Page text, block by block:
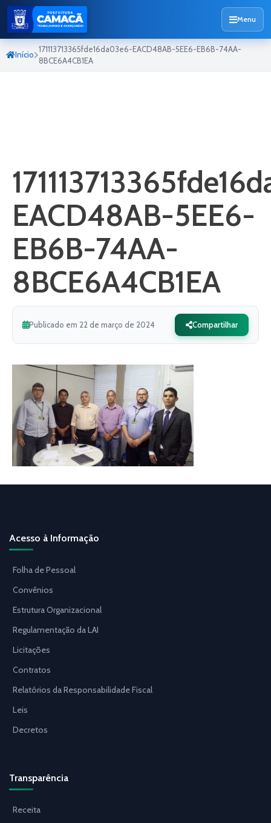
Menu
Início
171113713365fde16da03e6-EACD48AB-5EE6-EB6B-74AA-
8BCE6A4CB1EA
EACD48AB-5EE6-
EB6B-74AA-
8BCE6A4CB1EA
Publicado em 22 de março de 2024 Compartilhar
Acesso à Informação
Folha de Pessoal
Convênios
Estrutura Organizacional
Regulamentação da LAI
Licitações
Contratos
Relatórios da Responsabilidade Fiscal
Leis
Decretos
Transparência
Receita